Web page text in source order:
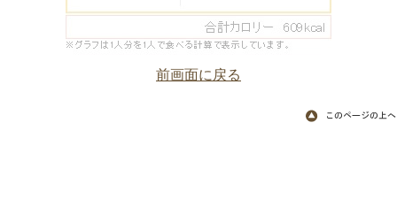
前画面に戻る